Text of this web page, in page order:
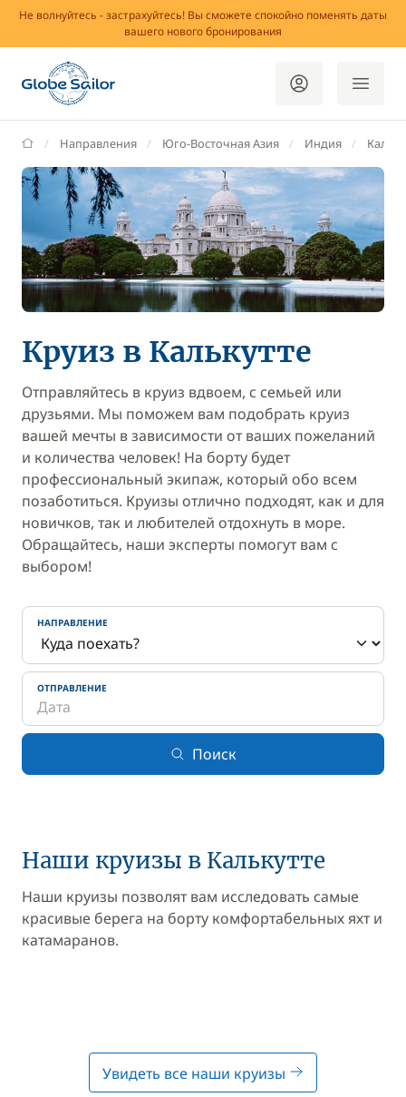
Не волнуйтесь - застрахуйтесь! Вы сможете спокойно поменять даты
вашего нового бронирования
GlobeSailor
Направления Юго-Восточная Азия Индия
Круиз в Калькутте
Отправляйтесь в круиз вдвоем, с семьей или
друзьями. Мы поможем вам подобрать круиз
вашей мечты в зависимости от ваших пожеланий
и количества человек! На борту будет
профессиональный экипаж, который обо всем
позаботиться. Круизы отлично подходят, как и для
новичков, так и любителей отдохнуть в море.
Обращайтесь, наши эксперты помогут вам с
выбором!
НАПРАВЛЕНИЕ
ОТПРАВЛЕНИЕ
Поиск
Наши круизы в Калькутте
Наши круизы позволят вам исследовать самые
красивые берега на борту комфортабельных яхт и
катамаранов.
Увидеть все наши круизы